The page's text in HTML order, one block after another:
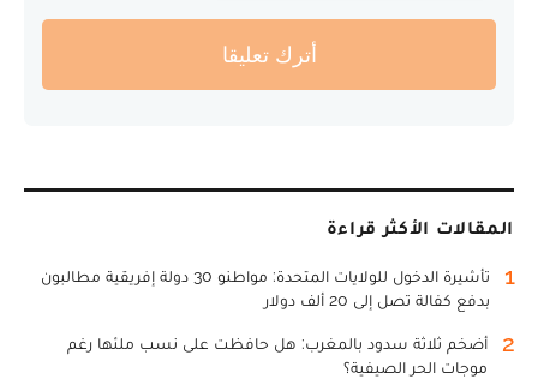
أترك تعليقا
المقالات الأكثر قراءة
1
تأشيرة الدخول للولايات المتحدة: مواطنو 30 دولة إفريقية مطالبون
بدفع كفالة تصل إلى 20 ألف دولار
2
أضخم ثلاثة سدود بالمغرب: هل حافظت على نسب ملئها رغم
موجات الحر الصيفية؟